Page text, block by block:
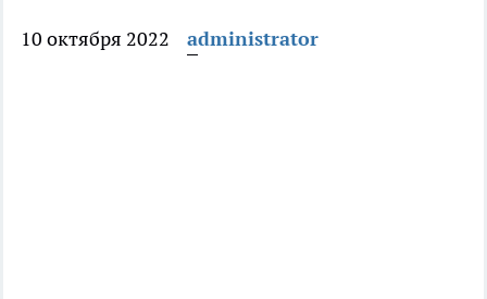
10 октября 2022 administrator